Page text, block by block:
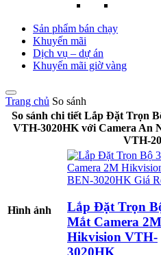
Sản phẩm bán chạy
Khuyến mãi
Dịch vụ – dự án
Khuyến mãi giờ vàng
Trang chủ So sánh
So sánh chi tiết Lắp Đặt Trọn
VTH-3020HK với Camera An
VTH-
Hình ảnh
Lắp Đặt Trọn
Mắt Camera 2M
Hikvision VTH-
3020HK